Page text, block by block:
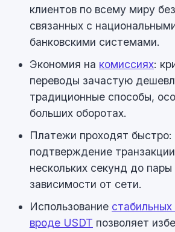
клиентов по всему миру
связанных с
банковскими системами.
Экономия на комиссиях:
переводы зачастую
традиционные способы,
больших оборотах.
Платежи проходят быстро:
подтверждение
нескольких секунд до
зависимости от сети.
Использование
вроде USDT позволяет